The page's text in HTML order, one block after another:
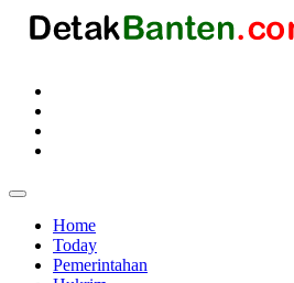
Home
Today
Pemerintahan